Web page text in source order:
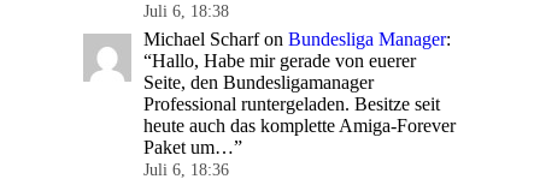
Juli 6, 18:38
Michael Scharfon Bundesliga Manager:
“Hallo, Habe mir gerade von euerer
Seite, den Bundesligamanager
Professional runtergeladen. Besitze seit
heute auch das komplette Amiga-Forever
Paket um…”
Juli 6, 18:36